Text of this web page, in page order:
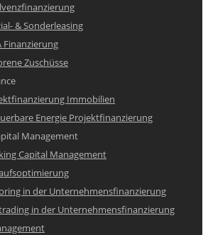
& Sonderleasing
Finanzierung
Zuschüsse
Immobilien
Energie Projektfinanzierung
Management
Capital Management
in der Unternehmensfinanzierung
in der Unternehmensfinanzierung